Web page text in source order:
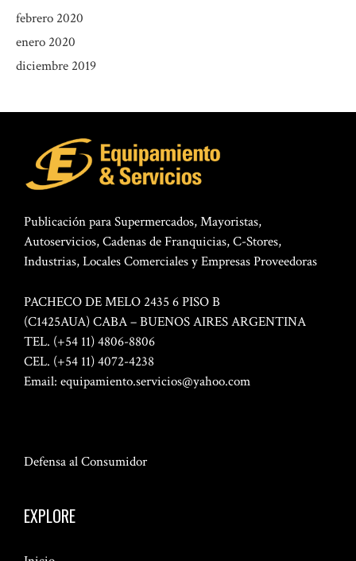
febrero 2020
enero 2020
diciembre 2019
Publicación para Supermercados, Mayoristas,
Autoservicios, Cadenas de Franquicias, C-Stores,
Industrias, Locales Comerciales y Empresas Proveedoras
PACHECO DE MELO 2435 6 PISO B
(C1425AUA) CABA – BUENOS AIRES ARGENTINA
TEL. (+54 11) 4806-8806
CEL. (+54 11) 4072-4238
Email: equipamiento.servicios@yahoo.com
Defensa al Consumidor
EXPLORE